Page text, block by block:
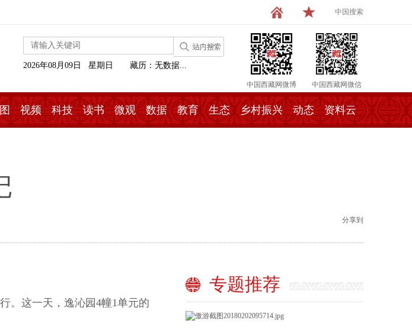
中国搜索
中国西藏网微博 中国西藏网微信
2026年08月09日 星期日 藏历：无数据...
视频 科技 读书 微观 数据 教育 生态 乡村振兴 动态 资料云
分享到
这一天，逸沁园4幢1单元的
专题推荐